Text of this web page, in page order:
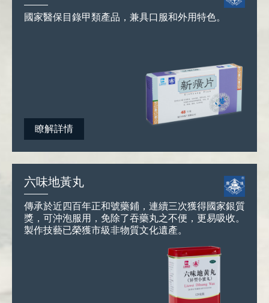
國家醫保目錄甲類產品，兼具口服和外用特色。
瞭解詳情
六味地黃丸
傳承於近四百年正和號藥鋪，連續三次獲得國家銀質
獎，可沖泡服用，免除了吞藥丸之不便，更易吸收。
製作技藝已榮獲市級非物質文化遺產。